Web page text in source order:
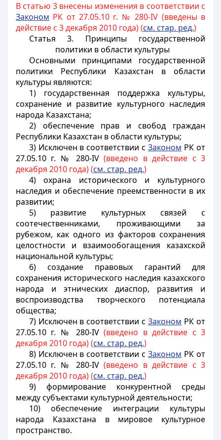
В статью 3 внесены изменения в соответствии с
Законом РК от 27.05.10 г. № 280-IV (введены в
действие с 3 декабря 2010 года) (см. стар. ред.)
Статья 3. Принципы государственной
политики в области культуры
Основными принципами государственной
политики Республики Казахстан в области
культуры являются:
1) государственная поддержка культуры,
сохранение и развитие культурного наследия
народа Казахстана;
2) обеспечение прав и свобод граждан
Республики Казахстан в области культуры;
3) Исключен в соответствии сЗаконом РК от
27.05.10 г. № 280-IV(введено в действие с 3
декабря 2010 года) (см. стар. ред.)
4) охрана исторического и культурного
наследия и обеспечение преемственности в их
развитии;
5) развитие культурных связей с
соотечественниками, проживающими за
рубежом, как одного из факторов сохранения
целостности и взаимообогащения казахской
национальной культуры;
6) создание правовых гарантий для
сохранения исторического наследия казахского
народа и этнических диаспор, развития и
воспроизводства творческого потенциала
общества;
7) Исключен в соответствии сЗаконом РК от
27.05.10 г. № 280-IV(введено в действие с 3
декабря 2010 года) (см. стар. ред.)
8) Исключен в соответствии сЗаконом РК от
27.05.10 г. № 280-IV(введено в действие с 3
декабря 2010 года) (см. стар. ред.)
9) формирование конкурентной среды
между субъектами культурной деятельности;
10) обеспечение интеграции культуры
народа Казахстана в мировое культурное
пространство.